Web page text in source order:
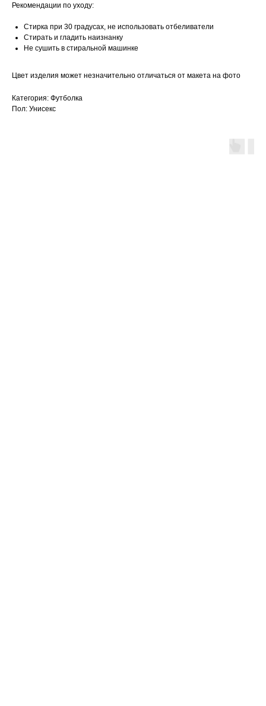
Рекомендации по уходу:
Стирка при 30 градусах, не использовать отбеливатели
Стирать и гладить наизнанку
Не сушить в стиральной машинке
Цвет изделия может незначительно отличаться от макета на фото
Категория: Футболка
Пол: Унисекс